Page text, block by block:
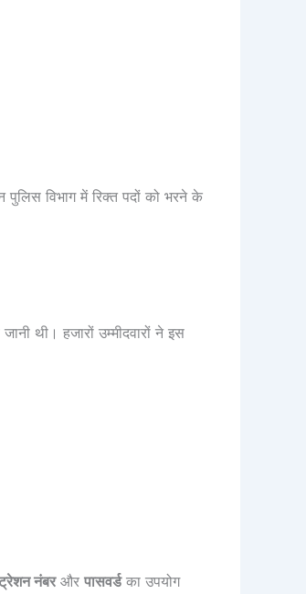
पुलिस विभाग में रिक्त पदों को भरने के
थी। हजारों उम्मीदवारों ने इस
नंबरऔर पासवर्डका उपयोग